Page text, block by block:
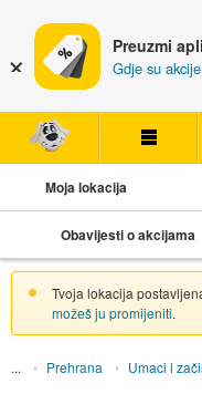
Preuzmi
Gdje su
Moja lokacija
Obavijesti o akcijama
Tvoja lokacija
možeš ju promijeniti.
Prehrana Umaci i